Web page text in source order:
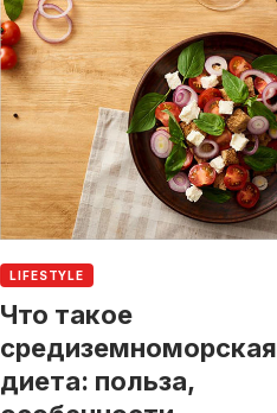
LIFESTYLE
Что такое
средиземноморская
диета: польза,